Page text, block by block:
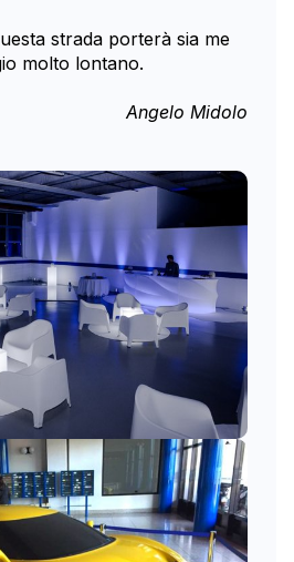
strada porterà sia me
molto lontano.
Angelo Midolo